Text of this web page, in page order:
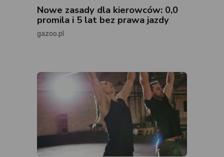
Nowe zasady dla kierowców: 0,0
promila i 5 lat bez prawa jazdy
gazoo.pl